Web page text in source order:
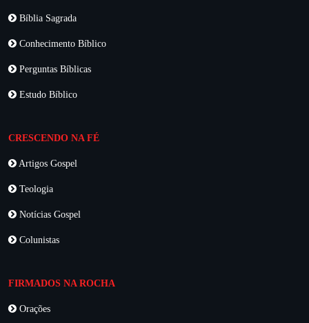
Bíblia Sagrada
Conhecimento Bíblico
Perguntas Bíblicas
Estudo Bíblico
CRESCENDO NA FÉ
Artigos Gospel
Teologia
Notícias Gospel
Colunistas
FIRMADOS NA ROCHA
Orações